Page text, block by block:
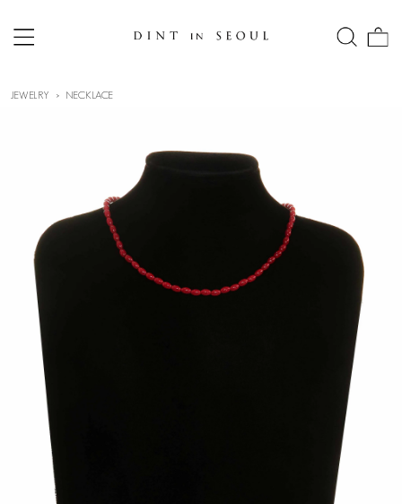
JEWELRY NECKLACE